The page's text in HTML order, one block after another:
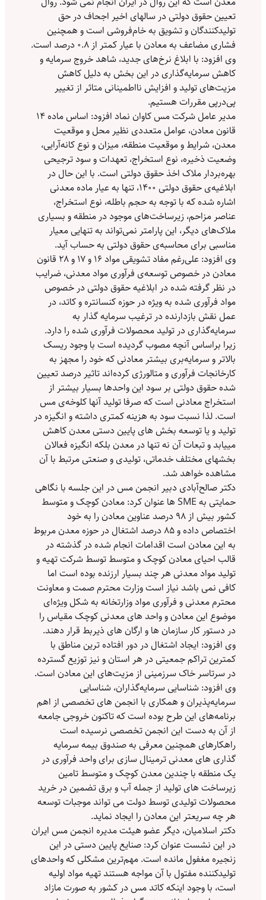
تعیین حقوق دولتی در سالهای اخیر اجحاف در حق
تولیدکنندگان و تشویق به خام‌فروشی است و همچنین
فشاری مضاعف به معادن با عیار کمتر از ۰.۸ درصد است.
وی افزود: با ابلاغ نرخ‌های جدید، شاهد خروج سرمایه و
کاهش سرمایه‌گذاری در این بخش به دلیل کاهش
مزیت‌های تولید و افزایش نااطمینانی متاثر از تغییر
پی‌درپی مقررات هستیم.
مدیر عامل شرکت مس کاوان نماد افزود: اساس ماده ۱۴
قانون معادن، عوامل متعددی نظیر محل و موقعیت
معدن، شرایط و موقعیت منطقه، میزان و نوع کانه‌آرایی،
وضعیت ذخیره، نوع استخراج، تعهدات و سود ترجیحی
بهره‌بردار ملاک اخذ حقوق دولتی است. با این حال در
ابلاغیه‌ی حقوق دولتی ۱۴۰۰، تنها به عیار ماده معدنی
اشاره شده که با توجه به حجم باطله، نوع استخراج،
عناصر مزاحم، زیرساخت‌های موجود در منطقه و بسیاری
ملاک‌های دیگر، این پارامتر نمی‌تواند به تنهایی معیار
مناسبی برای محاسبه‌ی حقوق دولتی به حساب آید.
وی افزود: علی‌رغم مفاد تشویقی مواد ۱۶ و ۱۷ و ۲۸ قانون
معادن در خصوص توسعه‌ی فرآوری مواد معدنی، ضرایب
در نظر گرفته شده در ابلاغیه حقوق دولتی در خصوص
مواد فرآوری شده به ویژه در حوزه کنسانتره و کاتد، در
عمل نقش بازدارنده در ترغیب سرمایه گذار به
سرمایه‌گذاری در تولید محصولات فرآوری شده را دارد.
زیرا براساس آنچه مصوب گردیده است با وجود ریسک
بالاتر و سرمایه‌بری بیشتر معادنی که خود را مجهز به
کارخانجات فرآوری و متالورژی کرده‌اند تاثیر درصد تعیین
شده حقوق دولتی بر سود این واحدها بسیار بیشتر از
استخراج معادنی است که صرفا تولید آنها کلوخه‌ی مس
است. لذا نسبت سود به هزینه کمتری داشته و انگیزه در
تولید و یا توسعه بخش های پایین دستی معدن کاهش
مییابد و تبعات آن نه تنها در معدن بلکه انگیزه فعالان
بخشهای مختلف خدماتی، تولیدی و صنعتی مرتبط با آن
مشاهده خواهد شد.
دکتر صالح‌آبادی دبیر انجمن مس در این جلسه با نگاهی
حمایتی به SME ها عنوان کرد: معادن کوچک و متوسط
کشور بیش از ۹۸ درصد عناوین معادن را به خود
اختصاص داده و ۸۵ درصد اشتغال در حوزه معدن مربوط
به این معادن است اقدامات انجام شده در گذشته در
قالب احیای معادن کوچک و متوسط توسط شرکت تهیه و
تولید مواد معدنی هر چند بسیار ارزنده بوده است اما
کافی نمی باشد نیاز است وزارت محترم صمت و معاونت
محترم معدنی و فرآوری مواد وزارتخانه به شکل ویژه‌ای
موضوع این معادن و واحد های معدنی کوچک مقیاس را
در دستور کار سازمان ها و ارگان های ذیربط قرار دهند.
وی افزود: ایجاد اشتغال در دور افتاده ترین مناطق با
کمترین تراکم جمعیتی در هر استان و نیز توزیع گسترده
در سرتاسر خاک سرزمینی از مزیت‌های این معادن است.
وی افزود: شناسایی سرمایه‌گذاران، شناسایی
سرمایه‌پذیران و همکاری با انجمن های تخصصی از اهم
برنامه‌های این طرح بوده است که تاکنون خروجی جامعه
از آن به دست این انجمن تخصصی نرسیده است
راهکارهای همچنین معرفی به صندوق بیمه سرمایه
گذاری های معدنی ترمینال سازی برای واحد فرآوری در
یک منطقه با چندین معدن کوچک و متوسط تامین
زیرساخت های تولید از جمله آب و برق تضمین در خرید
محصولات تولیدی توسط دولت می تواند موجبات توسعه
هر چه سریعتر این معادن را ایجاد نماید.
دکتر اسلامیان، دیگر عضو هیئت مدیره انجمن مس ایران
در این نشست عنوان کرد: صنایع پایین دستی در این
زنجیره مغفول مانده است. مهم‌ترین مشکلی که واحدهای
تولیدکننده مفتول با آن مواجه هستند تهیه مواد اولیه
است، با وجود اینکه کاتد مس در کشور به صورت مازاد